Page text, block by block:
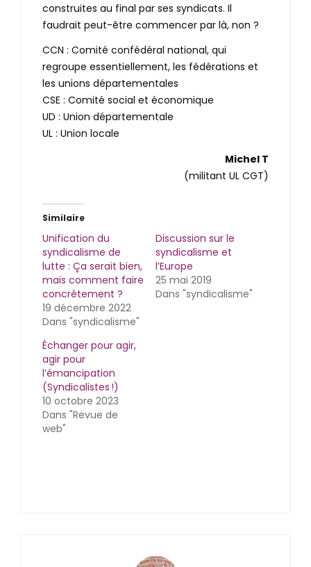
construites au final par ses syndicats. Il
faudrait peut-être commencer par là, non ?
CCN : Comité confédéral national, qui
regroupe essentiellement, les fédérations et
les unions départementales
CSE : Comité social et économique
UD : Union départementale
UL : Union locale
Michel T
(militant UL CGT)
Similaire
Unification du
syndicalisme de
lutte : Ça serait bien,
mais comment faire
concrètement ?
19 décembre 2022
Dans "syndicalisme"
Discussion sur le
syndicalisme et
l’Europe
25 mai 2019
Dans "syndicalisme"
Échanger pour agir,
agir pour
l’émancipation
(Syndicalistes !)
10 octobre 2023
Dans "Revue de
web"